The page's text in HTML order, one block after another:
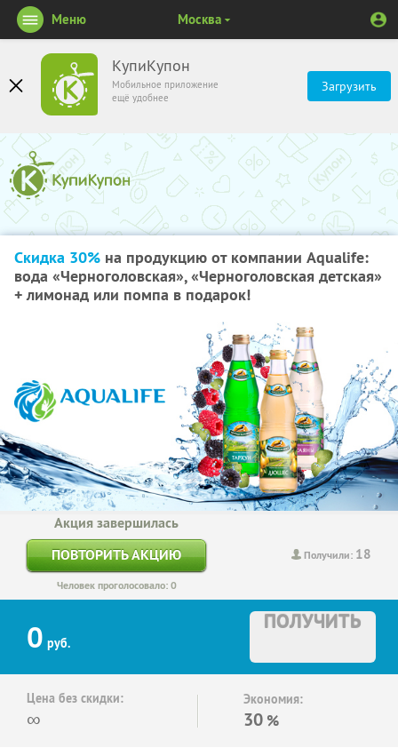
КупиКупон
Мобильное приложение
ещё удобнее
Загрузить
Меню Москва
Скидка 30% на продукцию от компании Aqualife:
вода «Черноголовская», «Черноголовская детская»
+ лимонад или помпа в подарок!
Получили: 18
Акция завершилась
ПОВТОРИТЬ АКЦИЮ
Человек проголосовало: 0
0 руб.
ПОЛУЧИТЬ
Цена без скидки:
∞
Экономия:
30 %